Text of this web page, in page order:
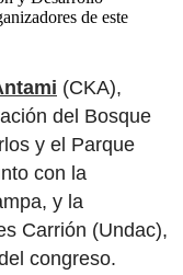
de este
(CKA),
del Bosque
y el Parque
con la
y la
Carrión (Undac),
congreso.